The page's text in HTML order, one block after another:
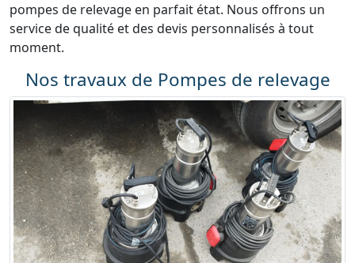
pompes de relevage en parfait état. Nous offrons un
service de qualité et des devis personnalisés à tout
moment.
Nos travaux de Pompes de relevage